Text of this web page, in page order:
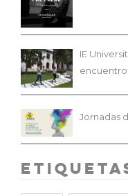
IE
encuentro.
Jornadas